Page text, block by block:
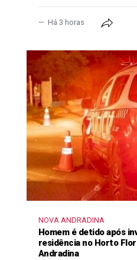
Há 3 horas
NOVA ANDRADINA
Homem é detido após
residência no Horto
Andradina